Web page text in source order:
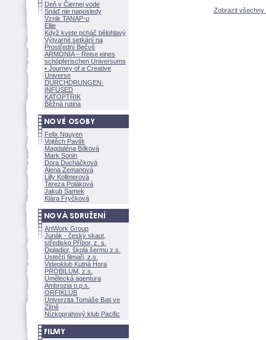
Deň v Čiernej vode
Snáď nie naposledy
Vznik TANAP-u
Ellie
Když kvete pcháč bělohlavý
Výtvarné setkání na
Prostřední Bečvě
ARMONÍA – Reise eines
schöpferischen Universums
• Journey of a Creative
Universe
DURCHDRUNGEN·
INFUSED
KATOPTRIK
Běžná rutina
Felix Nguyen
Vojtěch Pavlík
Magdaléna Bílkov
Mark Sonin
Dora Ducháčkov
Alena Zemanov
Lilly Kollmerov
Tereza Polákov
Jakub Samek
Klára Fryčkov
ArtWork Group
Junák - český skaut,
středisko Příbor, z. s.
Digladior, škola šermu z.s.
Ústečtí filmaři, z.s.
Videoklub Kutná Hora
PROBILUM, z.s.
Umělecká agentura
Ambrozia o.p.s.
ORFIKLUB
Univerzita Tomáše Bati ve
Zlíně
Nízkoprahový klub Pacific
Zobrazit všechny